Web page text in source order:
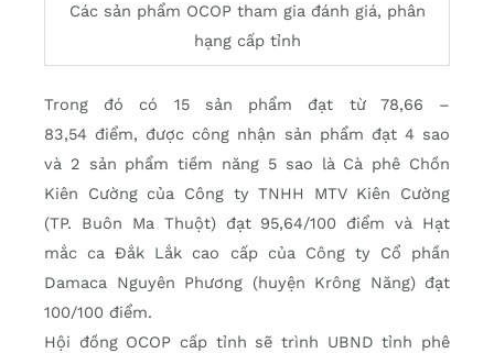
Các sản phẩm OCOP tham gia đánh giá, phân
hạng cấp tỉnh
Trong đó có 15 sản phẩm đạt từ 78,66 –
83,54 điểm, được công nhận sản phẩm đạt 4 sao
và 2 sản phẩm tiềm năng 5 sao là Cà phê Chồn
Kiên Cường của Công ty TNHH MTV Kiên Cường
(TP. Buôn Ma Thuột) đạt 95,64/100 điểm và Hạt
mắc ca Đắk Lắk cao cấp của Công ty Cổ phần
Damaca Nguyên Phương (huyện Krông Năng) đạt
100/100 điểm.
Hội đồng OCOP cấp tỉnh sẽ trình UBND tỉnh phê